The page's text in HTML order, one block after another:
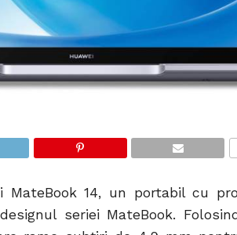
MateBook 14, un portabil cu
seriei MateBook.